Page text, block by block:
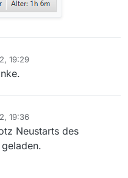
19:29
19:36
Neustarts des